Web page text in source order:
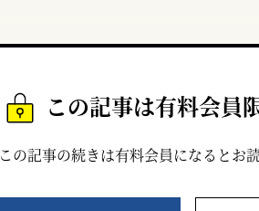
この記事は有料会員
この記事の続きは有料会員になるとお